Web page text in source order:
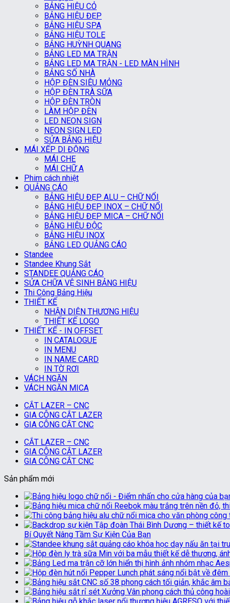
BẢNG HIỆU CỎ
BẢNG HIỆU ĐẸP
BẢNG HIỆU SPA
BẢNG HIỆU TOLE
BẢNG HUỲNH QUANG
BẢNG LED MA TRẬN
BẢNG LED MA TRẬN - LED MÀN HÌNH
BẢNG SỐ NHÀ
HỘP ĐÈN SIÊU MỎNG
HỘP ĐÈN TRÀ SỮA
HỘP ĐÈN TRÒN
LÀM HỘP ĐÈN
LED NEON SIGN
NEON SIGN LED
SỬA BẢNG HIỆU
MÁI XẾP DI ĐỘNG
MÁI CHE
MÁI CHỮ A
Phim cách nhiệt
QUẢNG CÁO
BẢNG HIỆU ĐẸP ALU – CHỮ NỔI
BẢNG HIỆU ĐẸP INOX – CHỮ NỔI
BẢNG HIỆU ĐẸP MICA – CHỮ NỔI
BẢNG HIỆU ĐỘC
BẢNG HIỆU INOX
BẢNG LED QUẢNG CÁO
Standee
Standee Khung Sắt
STANDEE QUẢNG CÁO
SỬA CHỮA VỆ SINH BẢNG HIỆU
Thi Công Bảng Hiệu
THIẾT KẾ
NHẬN DIỆN THƯƠNG HIỆU
THIẾT KẾ LOGO
THIẾT KẾ - IN OFFSET
IN CATALOGUE
IN MENU
IN NAME CARD
IN TỜ RƠI
VÁCH NGĂN
VÁCH NGĂN MICA
CẮT LAZER – CNC
GIA CÔNG CẮT LAZER
GIA CÔNG CẮT CNC
CẮT LAZER – CNC
GIA CÔNG CẮT LAZER
GIA CÔNG CẮT CNC
Sản phẩm mới
Bí Quyết Nâng Tầm Sự Kiện Của Bạn